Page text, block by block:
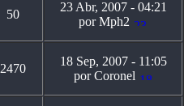
50
23 Abr, 2007 - 04:21
por Mph2
2470
18 Sep, 2007 - 11:05
por Coronel